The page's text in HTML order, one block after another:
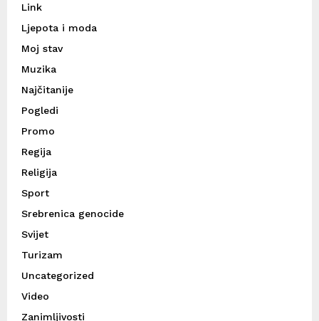
Link
Ljepota i moda
Moj stav
Muzika
Najčitanije
Pogledi
Promo
Regija
Religija
Sport
Srebrenica genocide
Svijet
Turizam
Uncategorized
Video
Zanimljivosti